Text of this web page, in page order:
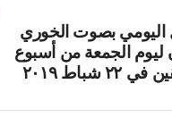
اليومي بصوت الخوري
الجمعة من أسبوع
شباط ٢٠١٩